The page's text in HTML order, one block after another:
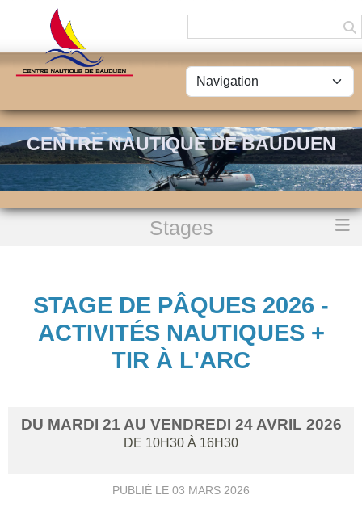
CENTRE NAUTIQUE DE BAUDUEN
Stages
Stage de Pâques 2026 - Activités nautiques + Tir à l'arc
STAGE DE PÂQUES 2026 -
ACTIVITÉS NAUTIQUES +
TIR À L'ARC
DU MARDI 21 AU VENDREDI 24 AVRIL 2026
DE 10H30 À 16H30
PUBLIÉ LE 03 MARS 2026
Panneau de gestion des cookies